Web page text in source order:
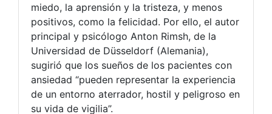
miedo, la aprensión y la tristeza, y menos
positivos, como la felicidad. Por ello, el autor
principal y psicólogo Anton Rimsh, de la
Universidad de Düsseldorf (Alemania),
sugirió que los sueños de los pacientes con
ansiedad “pueden representar la experiencia
de un entorno aterrador, hostil y peligroso en
su vida de vigilia”.